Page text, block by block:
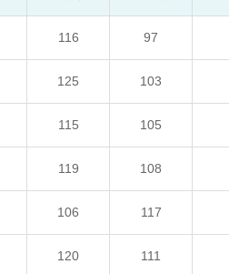
116 97
125 103
115 105
119 108
106 117
120 111